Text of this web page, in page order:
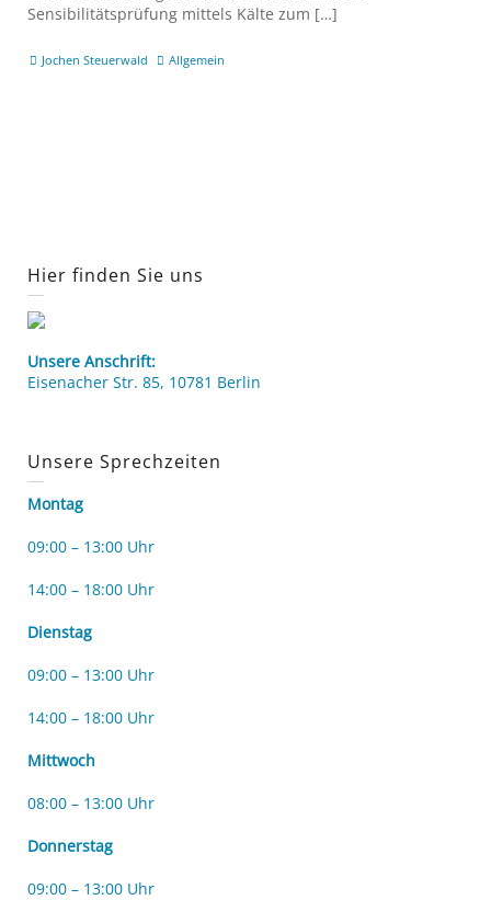
Sensibilitätsprüfung mittels Kälte zum […]
Jochen Steuerwald Allgemein
Hier finden Sie uns
Unsere Anschrift:
Eisenacher Str. 85, 10781 Berlin
Unsere Sprechzeiten
Montag
09:00 – 13:00 Uhr
14:00 – 18:00 Uhr
Dienstag
09:00 – 13:00 Uhr
14:00 – 18:00 Uhr
Mittwoch
08:00 – 13:00 Uhr
Donnerstag
09:00 – 13:00 Uhr